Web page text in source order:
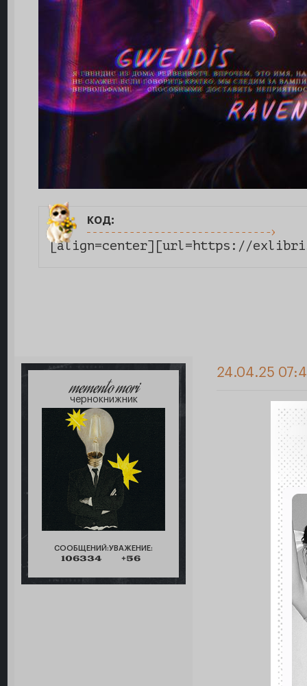
код:
[align=center][url=https://
memento mori
чернокнижник
СООБЩЕНИЙ:
106334
УВАЖЕНИЕ:
+56
24.04.25